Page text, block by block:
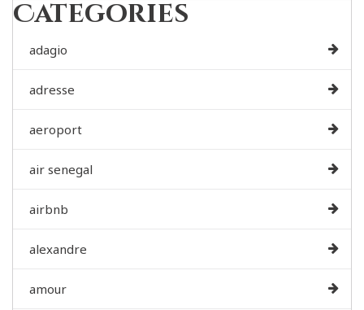
Categories
adagio
adresse
aeroport
air senegal
airbnb
alexandre
amour